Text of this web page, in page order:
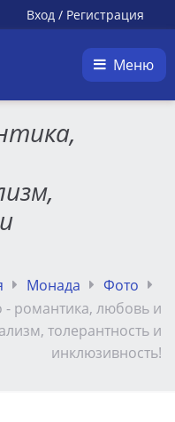
Вход / Регистрация
Меню
Монада
Фото
- романтика, любовь и
толерантность и
инклюзивность!